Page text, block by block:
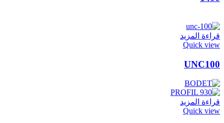
قراءة المزيد
Quick view
UNC100
قراءة المزيد
Quick view